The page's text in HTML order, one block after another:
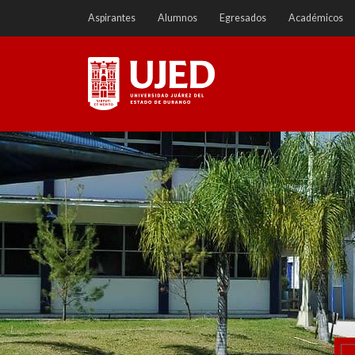
a
Aspirantes Alumnos Egresados Académicos
Universidad Juárez del
Estado de Durango